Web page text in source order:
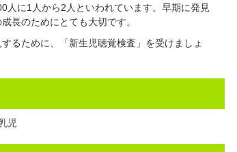
人に1人から2人といわれています。早期に発見
長のためにとても大切です。
るために、「新生児聴覚検査」を受けましょ
児